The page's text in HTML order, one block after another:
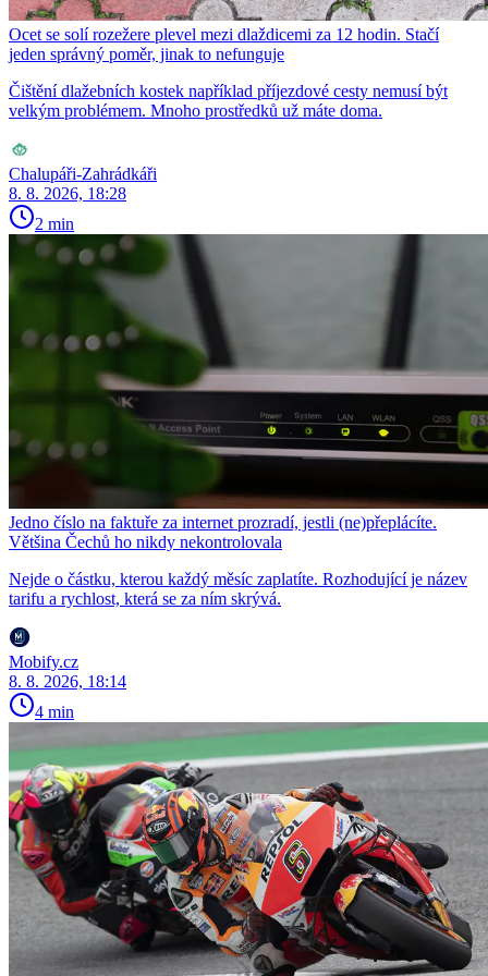
Ocet se solí rozežere plevel mezi dlaždicemi za 12 hodin. Stačí
jeden správný poměr, jinak to nefunguje
Čištění dlažebních kostek například příjezdové cesty nemusí být
velkým problémem. Mnoho prostředků už máte doma.
Chalupáři-Zahrádkáři
8. 8. 2026, 18:28
2 min
Jedno číslo na faktuře za internet prozradí, jestli (ne)přeplácíte.
Většina Čechů ho nikdy nekontrolovala
Nejde o částku, kterou každý měsíc zaplatíte. Rozhodující je název
tarifu a rychlost, která se za ním skrývá.
Mobify.cz
8. 8. 2026, 18:14
4 min